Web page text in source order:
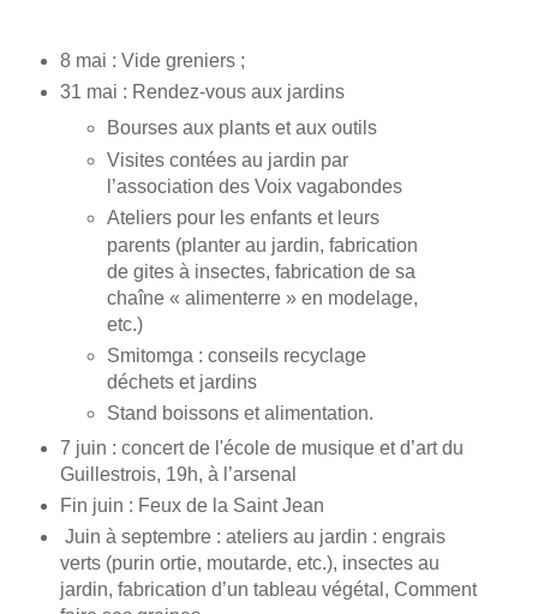
8 mai : Vide greniers ;
31 mai : Rendez-vous aux jardins
Bourses aux plants et aux outils
Visites contées au jardin par
l’association des Voix vagabondes
Ateliers pour les enfants et leurs
parents (planter au jardin, fabrication
de gites à insectes, fabrication de sa
chaîne « alimenterre » en modelage,
etc.)
Smitomga : conseils recyclage
déchets et jardins
Stand boissons et alimentation.
7 juin : concert de l'école de musique et d’art du
Guillestrois, 19h, à l’arsenal
Fin juin : Feux de la Saint Jean
Juin à septembre : ateliers au jardin : engrais
verts (purin ortie, moutarde, etc.), insectes au
jardin, fabrication d’un tableau végétal, Comment